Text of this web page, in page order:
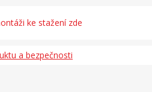
ke stažení zde
a bezpečnosti